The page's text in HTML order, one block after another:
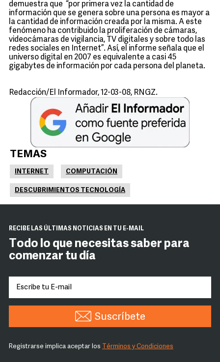
demuestra que “por primera vez la cantidad de
información que se genera sobre una persona es mayor a
la cantidad de información creada por la misma. A este
fenómeno ha contribuido la proliferación de cámaras,
videocámaras de vigilancia, TV digitales y sobre todo las
redes sociales en Internet”. Así, el informe señala que el
universo digital en 2007 es equivalente a casi 45
gigabytes de información por cada persona del planeta.
Redacción/El Informador, 12-03-08, RNGZ.
TEMAS
INTERNET COMPUTACIÓN
DESCUBRIMIENTOS TECNOLOGÍA
RECIBE LAS ÚLTIMAS NOTICIAS EN TU E-MAIL
Todo lo que necesitas saber para
comenzar tu día
Suscríbete
Registrarse implica aceptar los Términos y Condiciones